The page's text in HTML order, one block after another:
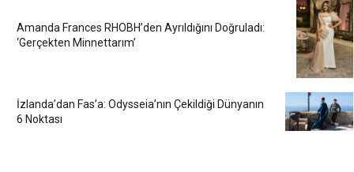
Amanda Frances RHOBH’den Ayrıldığını Doğruladı:
‘Gerçekten Minnettarım’
İzlanda’dan Fas’a: Odysseia’nın Çekildiği Dünyanın
6 Noktası